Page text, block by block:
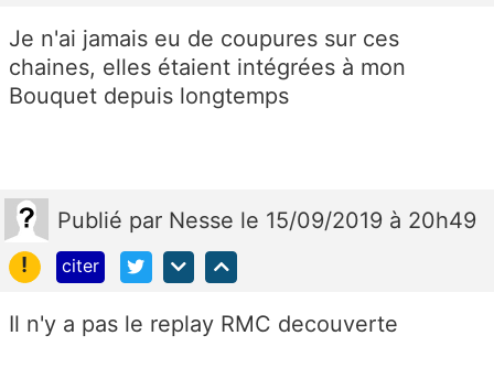
Je n'ai jamais eu de coupures sur ces
chaines, elles étaient intégrées à mon
Bouquet depuis longtemps
Publié par Nesse le 15/09/2019 à 20h49
!
citer
Il n'y a pas le replay RMC decouverte